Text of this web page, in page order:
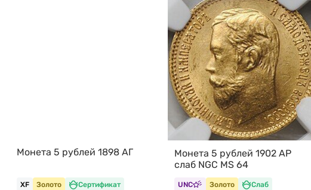
Монета 5 рублей 1898 АГ
XF Золото Сертификат
Монета 5 рублей 1902 АР
слаб NGC MS 64
UNC Золото Слаб